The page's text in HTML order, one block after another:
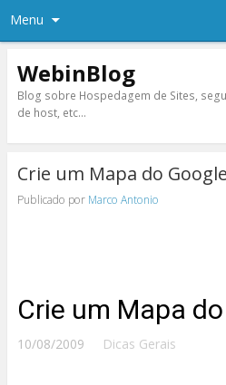
Menu
WebinBlog
Blog sobre Hospedagem de Sites,
de host, etc…
Crie um Mapa do
Publicado por Marco Antonio
Crie um Mapa
10/08/2009 Dicas Gerais